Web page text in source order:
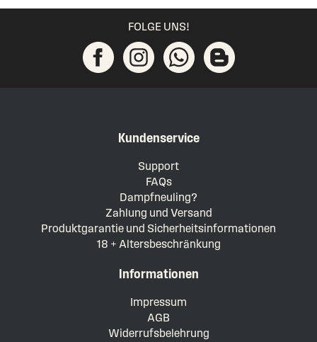
FOLGE UNS!
Kundenservice
Support
FAQs
Dampfneuling?
Zahlung und Versand
Produktgarantie und Sicherheitsinformationen
18 + Altersbeschränkung
Informationen
Impressum
AGB
Widerrufsbelehrung